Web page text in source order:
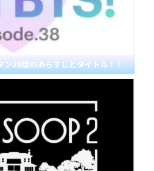
ン38話のあらすじとタイトル！！